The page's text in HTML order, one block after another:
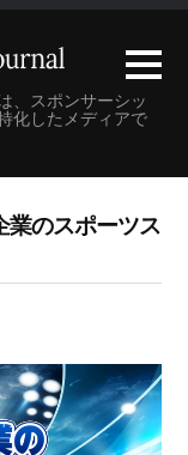
、スポンサーシッ
化したメディアで
業のスポーツス